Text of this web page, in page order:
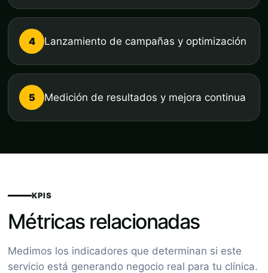
4 Lanzamiento de campañas y optimización
5 Medición de resultados y mejora continua
KPIS
Métricas relacionadas
Medimos los indicadores que determinan si este
servicio está generando negocio real para tu clínica.